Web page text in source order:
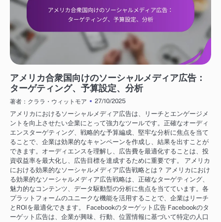
アメリカ合衆国向けのソーシャルメディア広告：
ターゲティング、予算設定、分析
著者：クララ・ウィットモア
27/10/2025
アメリカにおけるソーシャルメディア広告は、リーチとエンゲージメ
ントを向上させたい企業にとって強力なツールです。正確なオーディ
エンスターゲティング、戦略的な予算編成、堅牢な分析に焦点を当て
ることで、企業は効果的なキャンペーンを作成し、結果を出すことが
できます。オーディエンスを理解し、広告費を最適化することは、投
資収益率を最大化し、広告目標を達成するために重要です。 アメリカ
における効果的なソーシャルメディア広告戦略とは？ アメリカにおけ
る効果的なソーシャルメディア広告戦略は、正確なターゲティング、
魅力的なコンテンツ、データ駆動型の分析に焦点を当てています。各
プラットフォームのユニークな機能を活用することで、企業はリーチ
とROIを最適化できます。 Facebookのターゲット広告 Facebookのタ
ーゲット広告は、企業が興味、行動、位置情報に基づいて特定の人口